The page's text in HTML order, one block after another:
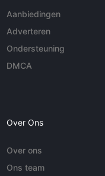
Aanbiedingen
Adverteren
Ondersteuning
DMCA
Over Ons
Over ons
Ons team